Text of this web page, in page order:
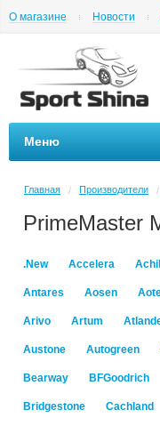
О магазине Новости
Меню
Главная / Производители /
PrimeMaster
.New Accelera
Antares Aosen
Arivo Artum
Austone Autogreen
Bearway BFGoodrich
Bridgestone Cachland